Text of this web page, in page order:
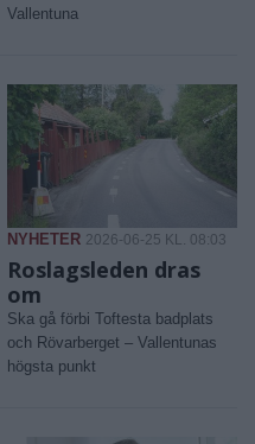
Vallentuna
NYHETER 2026-06-25 KL. 08:03
Roslagsleden dras
om
Ska gå förbi Toftesta badplats
och Rövarberget – Vallentunas
högsta punkt